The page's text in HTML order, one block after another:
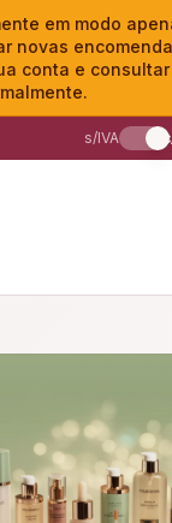
em modo
novas
conta e
s/IVA